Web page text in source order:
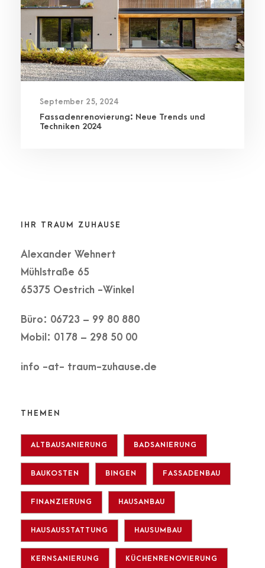
September 25, 2024
Fassadenrenovierung: Neue Trends und
Techniken 2024
IHR TRAUM ZUHAUSE
Alexander Wehnert
Mühlstraße 65
65375 Oestrich -Winkel
Büro: 06723 – 99 80 880
Mobil: 0178 – 298 50 00
info -at- traum-zuhause.de
THEMEN
ALTBAUSANIERUNG BADSANIERUNG
BAUKOSTEN BINGEN FASSADENBAU
FINANZIERUNG HAUSANBAU
HAUSAUSSTATTUNG HAUSUMBAU
KERNSANIERUNG KÜCHENRENOVIERUNG